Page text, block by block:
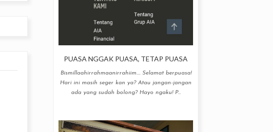
PUASA NGGAK PUASA, TETAP PUASA
Bismillaahirrahmaanirrahiim.... Selamat berpuasa!
Hari ini masih seger kan ya? Atau jangan-jangan
ada yang sudah bolong? Hayo ngaku! P...